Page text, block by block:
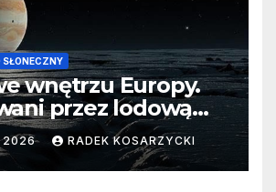
SŁONECZNY
wnętrzu Europy.
przez lodową
2026 RADEK KOSARZYCKI